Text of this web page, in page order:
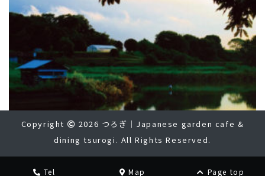
Copyright
2026 つろぎ｜Japanese garden cafe &
dining tsurogi. All Rights Reserved.
Tel Map Page top